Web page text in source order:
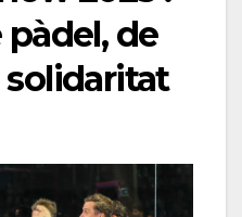
de